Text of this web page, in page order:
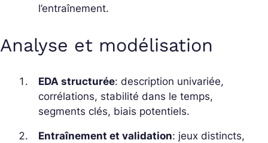
l’entraînement.
Analyse et modélisation
EDA structurée: description univariée,
corrélations, stabilité dans le temps,
segments clés, biais potentiels.
Entraînement et validation: jeux distincts,